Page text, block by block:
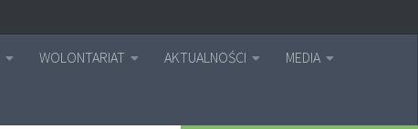
WOLONTARIAT AKTUALNOŚCI MEDIA